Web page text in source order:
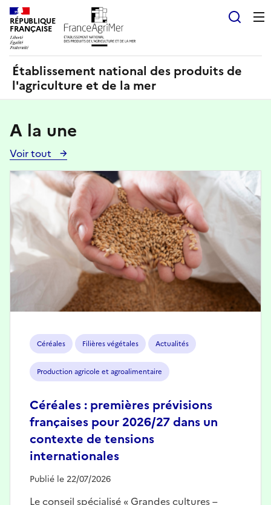
RÉPUBLIQUE
FRANÇAISE
Établissement national des produits de
l'agriculture et de la mer
A la une
Voir tout
Voir
toutes
les
actualités
Céréales Filières végétales Actualités
Production agricole et agroalimentaire
Céréales : premières prévisions
françaises pour 2026/27 dans un
contexte de tensions
internationales
Publié le 22/07/2026
Le conseil spécialisé « Grandes cultures –
Image
Panneau de gestion des cookies